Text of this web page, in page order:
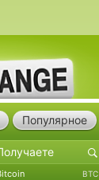
Популярное
BTC